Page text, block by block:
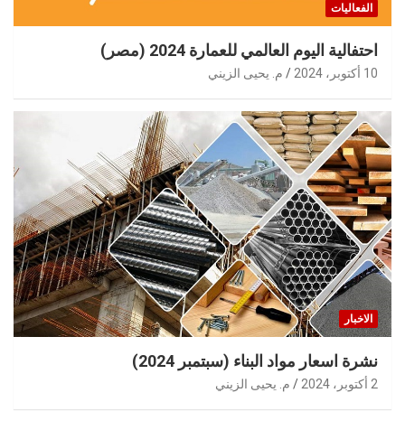
الفعاليات
احتفالية اليوم العالمي للعمارة 2024 (مصر)
10 أكتوبر، 2024 م. يحيى الزيني
الاخبار
نشرة اسعار مواد البناء (سبتمبر 2024)
2 أكتوبر، 2024 م. يحيى الزيني